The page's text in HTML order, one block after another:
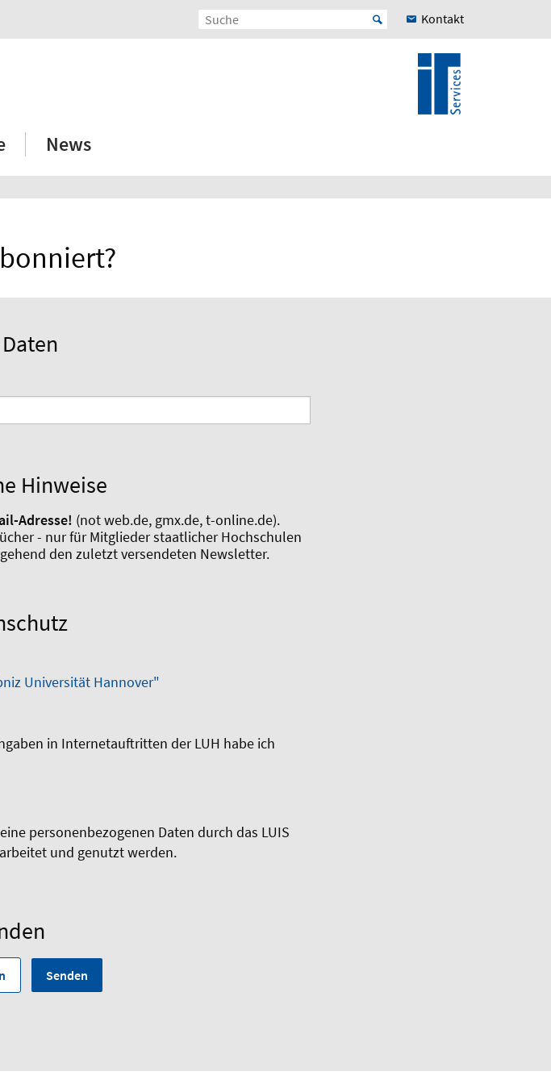
Kontakt
News
Hinweise
Adresse! (not web.de, gmx.de, t-online.de).
- nur für Mitglieder staatlicher Hochschulen
den zuletzt versendeten Newsletter.
Universität Hannover"
in Internetauftritten der LUH habe ich
personenbezogenen Daten durch das LUIS
und genutzt werden.